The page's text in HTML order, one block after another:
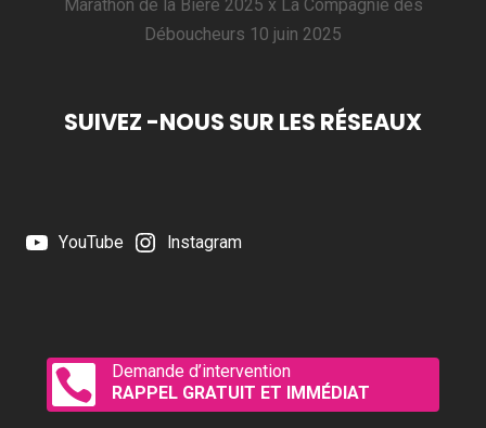
Marathon de la Bière 2025 x La Compagnie des
Déboucheurs 10 juin 2025
SUIVEZ -NOUS SUR LES RÉSEAUX
YouTube Instagram

Demande d’intervention
RAPPEL GRATUIT ET IMMÉDIAT